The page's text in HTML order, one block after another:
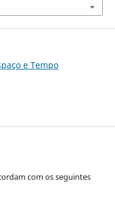
e Tempo
com os seguintes